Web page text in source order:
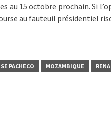
au 15 octobre prochain. Si
au fauteuil présidentiel
PACHECO MOZAMBIQUE